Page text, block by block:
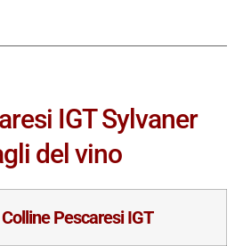
IGT Sylvaner
del vino
Colline Pescaresi IGT